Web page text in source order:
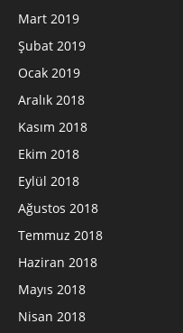
Mart 2019
Şubat 2019
Ocak 2019
Aralık 2018
Kasım 2018
Ekim 2018
Eylül 2018
Ağustos 2018
Temmuz 2018
Haziran 2018
Mayıs 2018
Nisan 2018